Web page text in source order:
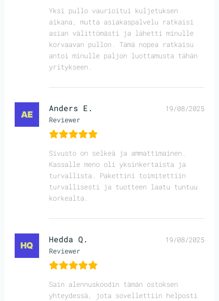
Yksi pullo vaurioitui kuljetuksen
aikana, mutta asiakaspalvelu ratkaisi
asian välittömästi ja lähetti minulle
korvaavan pullon. Tämä nopea ratkaisu
antoi minulle paljon luottamusta tähän
yritykseen.
Anders E.
Reviewer
19/08/2025
Sivusto on selkeä ja ammattimainen.
Kassalle meno oli yksinkertaista ja
turvallista. Pakettini toimitettiin
turvallisesti ja tuotteen laatu tuntuu
korkealta.
Hedda Q.
Reviewer
19/08/2025
Sain alennuskoodin tämän ostoksen
yhteydessä, jota sovellettiin helposti